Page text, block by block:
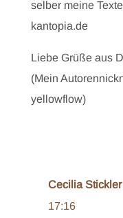
selber meine
kantopia.de
Liebe Grüße aus
(Mein
yellowflow)
Cecilia Stickler
17:16